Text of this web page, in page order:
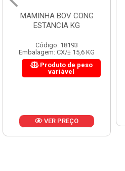
MAMINHA BOV CONG
ESTANCIA KG
Código: 18193
Embalagem: CX/± 15,6 KG
Produto de peso
variável
VER PREÇO